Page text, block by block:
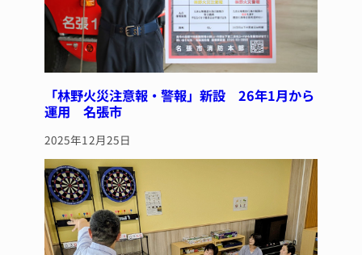
「林野火災注意報・警報」新設 26年1月から
運用 名張市
2025年12月25日